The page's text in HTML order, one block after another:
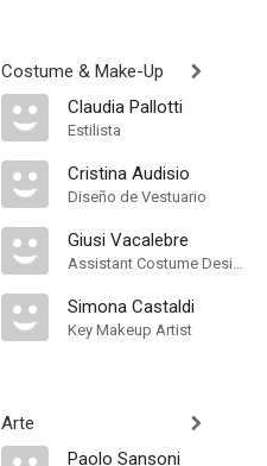
Costume & Make-Up
Claudia Pallotti
Estilista
Cristina Audisio
Diseño de Vestuario
Giusi Vacalebre
Assistant Costume Designer
Simona Castaldi
Key Makeup Artist
Arte
Paolo Sansoni